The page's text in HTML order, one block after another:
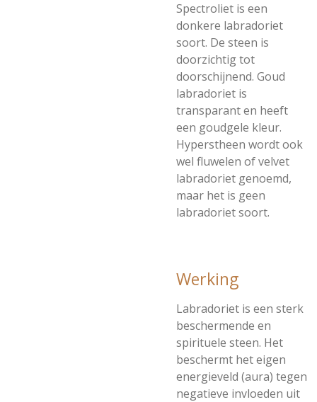
Spectroliet is een
donkere labradoriet
soort. De steen is
doorzichtig tot
doorschijnend. Goud
labradoriet is
transparant en heeft
een goudgele kleur.
Hyperstheen wordt ook
wel fluwelen of velvet
labradoriet genoemd,
maar het is geen
labradoriet soort.
Werking
Labradoriet is een sterk
beschermende en
spirituele steen. Het
beschermt het eigen
energieveld (aura) tegen
negatieve invloeden uit